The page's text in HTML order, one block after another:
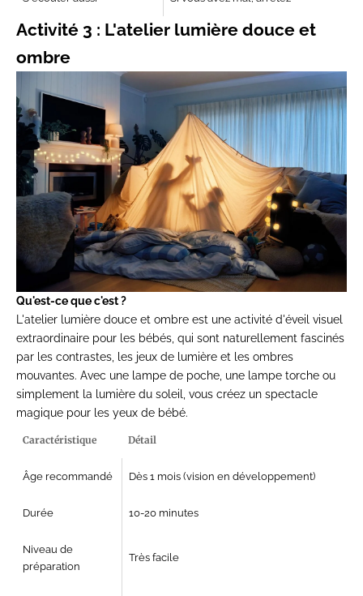
Activité 3 : L'atelier lumière douce et
ombre
Qu'est-ce que c'est ?
L'atelier lumière douce et ombre est une activité d'éveil visuel
extraordinaire pour les bébés, qui sont naturellement fascinés
par les contrastes, les jeux de lumière et les ombres
mouvantes. Avec une lampe de poche, une lampe torche ou
simplement la lumière du soleil, vous créez un spectacle
magique pour les yeux de bébé.
Caractéristique Détail
Âge recommandé Dès 1 mois (vision en développement)
Durée 10-20 minutes
Niveau de
préparation
Très facile